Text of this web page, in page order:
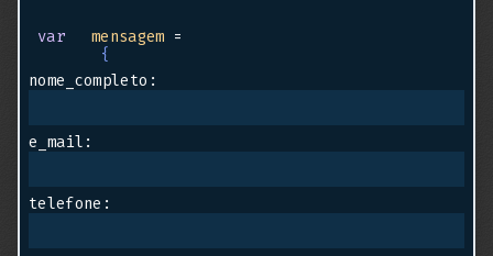
var mensagem =
{
nome_completo:
e_mail:
telefone: